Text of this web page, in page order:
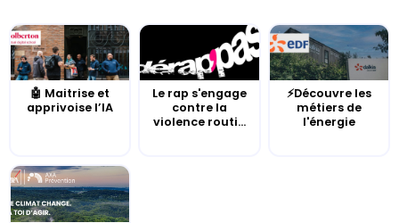
🤖 Maitrise et
apprivoise l’IA
Le rap s'engage
contre la
violence routi...
⚡Découvre les
métiers de
l'énergie